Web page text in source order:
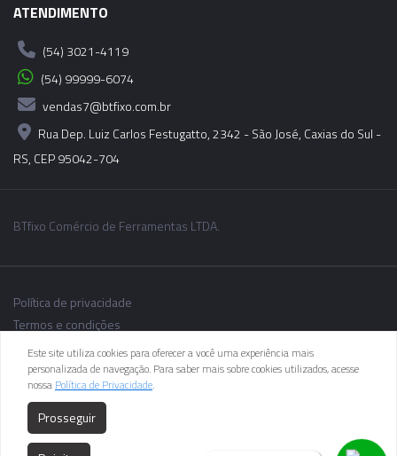
ATENDIMENTO
(54) 3021-4119
(54) 99999-6074
vendas7@btfixo.com.br
Rua Dep. Luiz Carlos Festugatto, 2342 - São José, Caxias do Sul -
RS, CEP 95042-704
BTfixo Comércio de Ferramentas LTDA.
Política de privacidade
Termos e condições
As informações dos produtos podem sofrer alterações sem aviso
prévio.
Este site utiliza cookies para oferecer a você uma experiência mais
personalizada de navegação. Para saber mais sobre cookies utilizados, acesse
nossa Política de Privacidade.
Prosseguir